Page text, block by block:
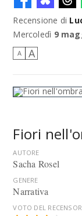
DIEGO ZANDEL GLI
Recensione di
Mercoledì 9
A A
Fiori
AUTORE
Sacha Rosel
GENERE
Narrativa
VOTO DEL